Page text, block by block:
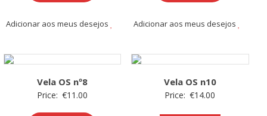
Adicionar aos meus desejos Adicionar aos meus desejos
Vela OS nº8
Price: €11.00
Vela OS n10
Price: €14.00